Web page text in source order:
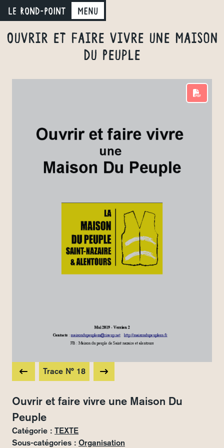
LE ROND-POINT Menu
Ouvrir et faire vivre une Maison
Du Peuple
Trace N° 18
Ouvrir et faire vivre une Maison Du
Peuple
Catégorie : TEXTE
Sous-catégories : Organisation